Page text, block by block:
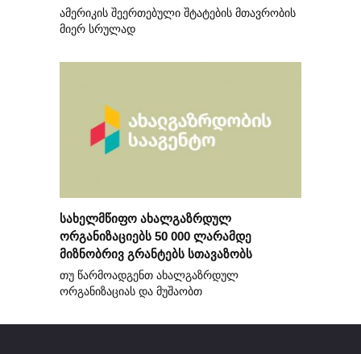
ამერიკის შეერთებული შტატების მთავრობის
მიერ სრულად
სახელმწიფო ახალგაზრდულ
ორგანიზაციებს 50 000 ლარამდე
მიზნობრივ გრანტებს სთავაზობს
თუ წარმოადგენთ ახალგაზრდულ
ორგანიზაციას და მუშაობთ